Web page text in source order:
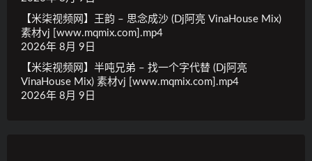
【米柒视频网】王韵 – 思念成沙 (Dj阿亮 VinaHouse Mix)
素材vj [www.mqmix.com].mp4
2026年 8月 9日
【米柒视频网】半吨兄弟 – 找一个字代替 (Dj阿亮
VinaHouse Mix) 素材vj [www.mqmix.com].mp4
2026年 8月 9日